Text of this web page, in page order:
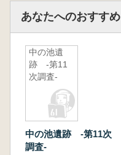
あなたへのおすすめ
中の池遺
跡 -第11
次調査-
中の池遺跡 -第11次
調査-